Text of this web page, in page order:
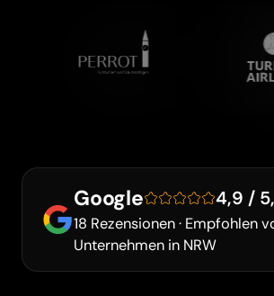
Google 4,9 /
18 Rezensionen · Empfohlen
Unternehmen in NRW